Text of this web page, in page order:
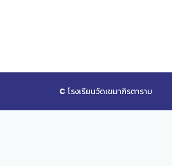
© โรงเรียนวัดเขมาภิรตาราม